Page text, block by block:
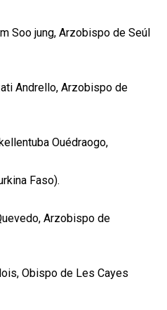
Soo jung, Arzobispo de Seúl
Andrello, Arzobispo de
Ouédraogo,
Faso).
Arzobispo de
Obispo de Les Cayes